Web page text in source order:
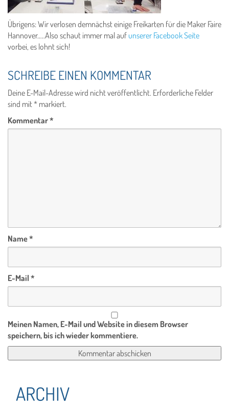
Übrigens: Wir verlosen demnächst einige Freikarten für die Maker Faire
Hannover…..Also schaut immer mal auf unserer Facebook Seite
vorbei, es lohnt sich!
SCHREIBE EINEN KOMMENTAR
Deine E-Mail-Adresse wird nicht veröffentlicht. Erforderliche Felder
sind mit* markiert.
Kommentar*
Name*
E-Mail *
Meinen Namen, E-Mail und Website in diesem Browser
speichern, bis ich wieder kommentiere.
ARCHIV